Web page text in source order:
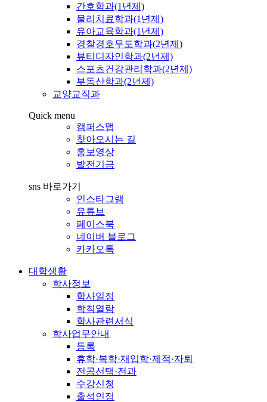
간호학과(1년제)
물리치료학과(1년제)
유아교육학과(1년제)
경찰경호무도학과(2년제)
뷰티디자인학과(2년제)
스포츠건강관리학과(2년제)
부동산학과(2년제)
교양교직과
Quick menu
캠퍼스맵
찾아오시는 길
홍보영상
발전기금
sns 바로가기
인스타그램
유튜브
페이스북
네이버 블로그
카카오톡
대학생활
학사정보
학사일정
학칙열람
학사관련서식
학사업무안내
등록
휴학·복학·재입학·제적·자퇴
전공선택·전과
수강신청
출석인정